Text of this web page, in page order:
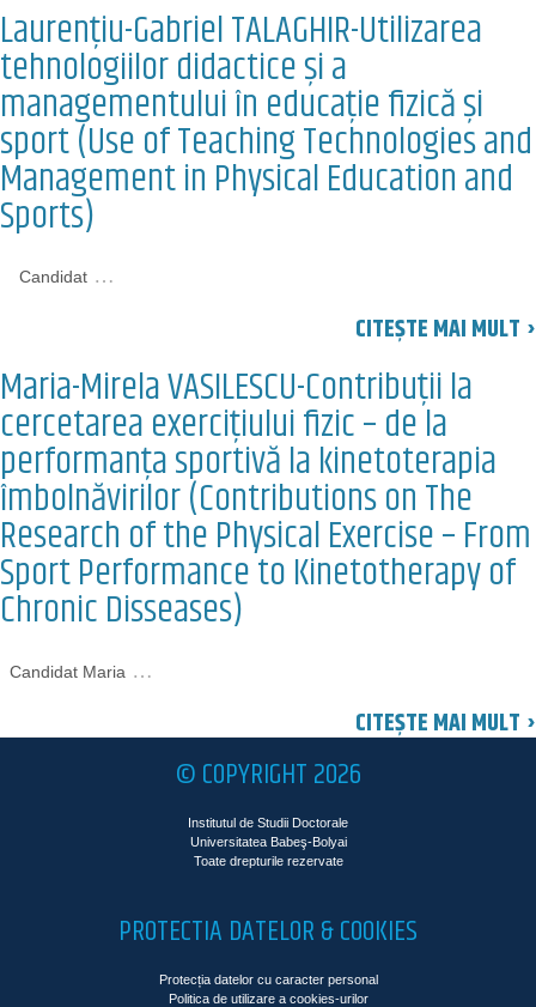
Laurențiu-Gabriel TALAGHIR-Utilizarea
tehnologiilor didactice și a
managementului în educație fizică și
sport (Use of Teaching Technologies and
Management in Physical Education and
Sports)
Candidat …
CITEȘTE MAI MULT ›
Maria-Mirela VASILESCU-Contribuții la
cercetarea exercițiului fizic – de la
performanța sportivă la kinetoterapia
îmbolnăvirilor (Contributions on The
Research of the Physical Exercise – From
Sport Performance to Kinetotherapy of
Chronic Disseases)
Candidat Maria …
CITEȘTE MAI MULT ›
© COPYRIGHT 2026
Institutul de Studii Doctorale
Universitatea Babeş-Bolyai
Toate drepturile rezervate
PROTECTIA DATELOR & COOKIES
Protecția datelor cu caracter personal
Politica de utilizare a cookies-urilor